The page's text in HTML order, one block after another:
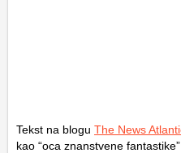
Tekst na blogu The News
kao “oca znanstvene fantastike”,